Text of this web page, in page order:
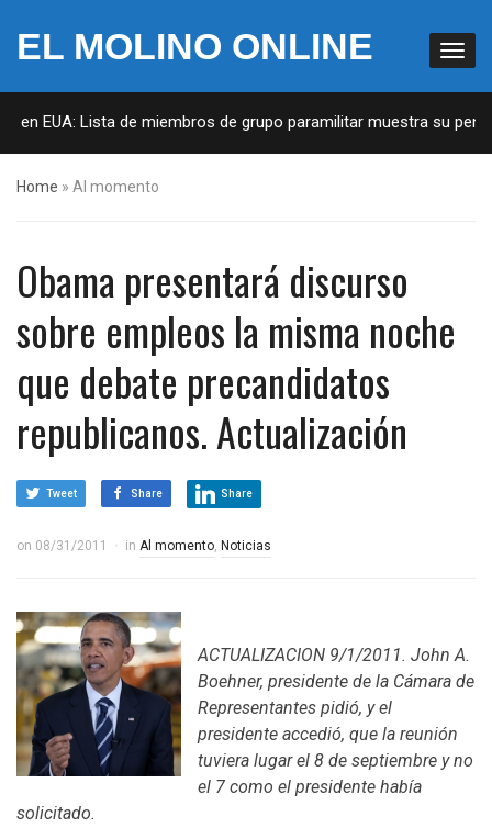
EL MOLINO ONLINE
EUA: Lista de miembros de grupo paramilitar muestra su
Home » Al momento
Obama presentará discurso
sobre empleos la misma noche
que debate precandidatos
republicanos. Actualización
Tweet Share Share
on 08/31/2011 in Al momento, Noticias
ACTUALIZACION 9/1/2011. John A.
Boehner, presidente de la Cámara de
Representantes pidió, y el
presidente accedió, que la reunión
tuviera lugar el 8 de septiembre y no
el 7 como el presidente había
solicitado.